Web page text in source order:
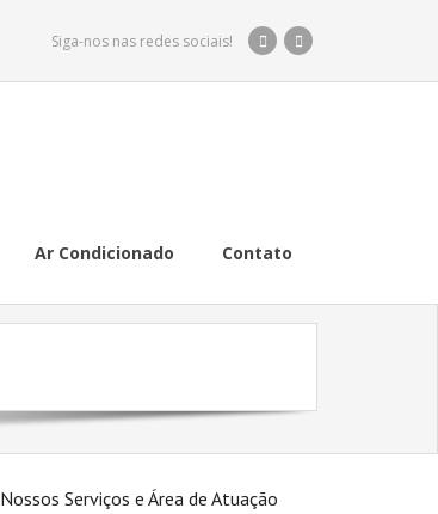
Siga-nos nas redes sociais!
Ar Condicionado Contato
Nossos Serviços e Área de Atuação